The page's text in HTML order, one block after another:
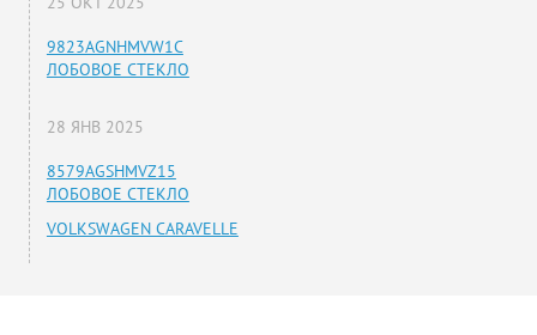
9823AGNHMVW1C
ЛОБОВОЕ СТЕКЛО
28 ЯНВ 2025
8579AGSHMVZ15
ЛОБОВОЕ СТЕКЛО
VOLKSWAGEN CARAVELLE